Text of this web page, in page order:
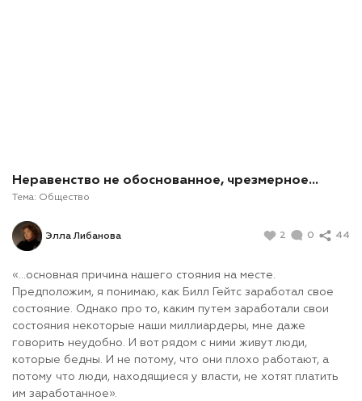
Неравенство не обоснованное, чрезмерное…
Тема: Общество
Элла Либанова 2 0 44
«…основная причина нашего стояния на месте.
Предположим, я понимаю, как Билл Гейтс заработал свое
состояние. Однако про то, каким путем заработали свои
состояния некоторые наши миллиардеры, мне даже
говорить неудобно. И вот рядом с ними живут люди,
которые бедны. И не потому, что они плохо работают, а
потому что люди, находящиеся у власти, не хотят платить
им заработанное».